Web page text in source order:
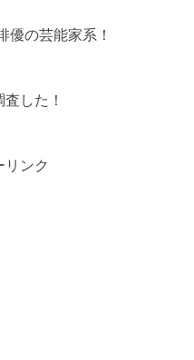
優の芸能家系！
した！
リンク